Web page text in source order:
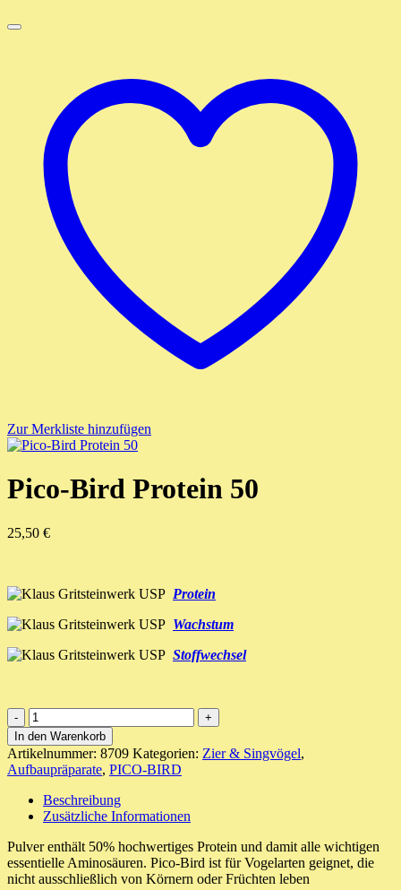
Zur Merkliste hinzufügen
Pico-Bird Protein 50
25,50 €
Protein
Wachstum
Stoffwechsel
Pico-
Bird
Protein
50
Menge
In den Warenkorb
Artikelnummer: 8709 Kategorien: Zier & Singvögel,
Aufbaupräparate, PICO-BIRD
Beschreibung
Zusätzliche Informationen
Pulver enthält 50% hochwertiges Protein und damit alle wichtigen
essentielle Aminosäuren. Pico-Bird ist für Vogelarten geignet, die
nicht ausschließlich von Körnern oder Früchten leben